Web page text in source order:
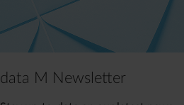
data M Newsletter